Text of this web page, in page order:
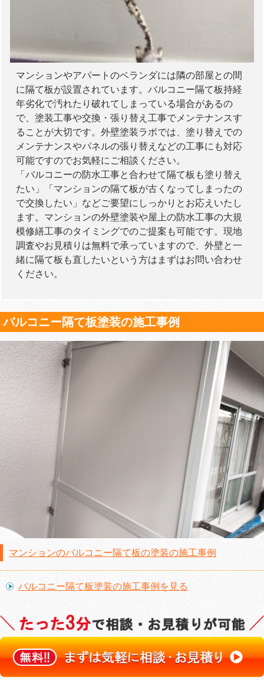
マンションやアパートのベランダには隣の部屋との間
に隔て板が設置されています。バルコニー隔て板持経
年劣化で汚れたり破れてしまっている場合があるの
で、塗装工事や交換・張り替え工事でメンテナンスす
ることが大切です。外壁塗装ラボでは、塗り替えでの
メンテナンスやパネルの張り替えなどの工事にも対応
可能ですのでお気軽にご相談ください。
「バルコニーの防水工事と合わせて隔て板も塗り替え
たい」「マンションの隔て板が古くなってしまったの
で交換したい」などご要望にしっかりとお応えいたし
ます。マンションの外壁塗装や屋上の防水工事の大規
模修繕工事のタイミングでのご提案も可能です。現地
調査やお見積りは無料で承っていますので、外壁と一
緒に隔て板も直したいという方はまずはお問い合わせ
ください。
バルコニー隔て板塗装の施工事例
マンションのバルコニー隔て板の塗装の施工事例
バルコニー隔て板塗装の施工事例を見る